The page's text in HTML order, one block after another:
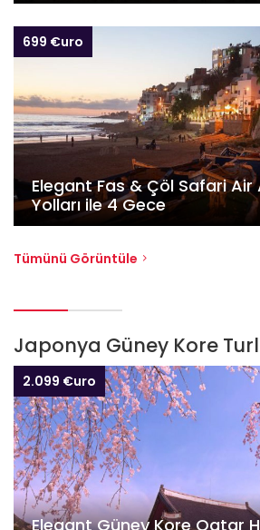
699 €uro
Elegant Fas & Çöl Safari
Yolları ile 4 Gece
Tümünü Görüntüle
Japonya Güney Kore
2.099 €uro
Elegant Güney Kore Qatar